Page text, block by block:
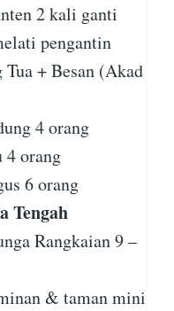
2 kali ganti
pengantin
+ Besan (Akad
4 orang
4 orang
6 orang
Tengah
Rangkaian 9 –
& taman mini